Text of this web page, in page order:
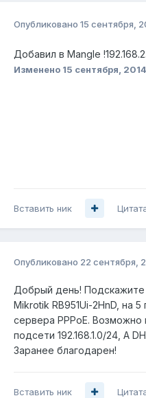
Опубликовано 15 сентября,
Добавил в Mangle
Изменено 15 сентября, 2014
Вставить ник
Опубликовано 22 сентября,
Добрый день! Подскажите
Mikrotik RB951Ui-2HnD, на
сервера PPPoE.
подсети 192.168.1.0/24, А
Заранее благодарен!
Вставить ник